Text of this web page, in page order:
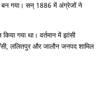
बन गया। सन‍‍् 1886 में अंग्रेजों ने
गया था। वर्तमान में झांसी
ललितपुर और जालौन जनपद शामिल